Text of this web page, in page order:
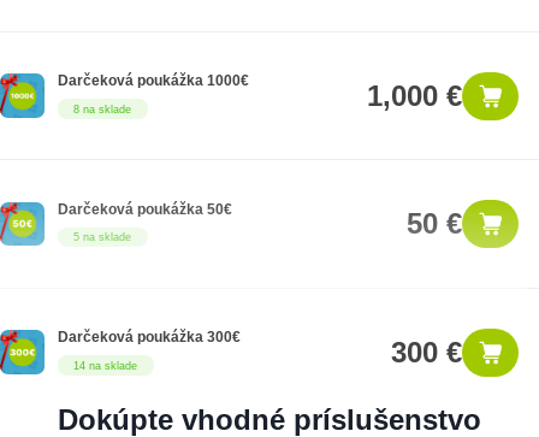
8 na sklade
Darčeková poukážka 1000€ 1,000 €
5 na sklade
Darčeková poukážka 50€ 50 €
14 na sklade
Darčeková poukážka 300€ 300 €
Dokúpte vhodné príslušenstvo